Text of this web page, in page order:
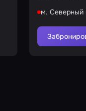
м. Северный